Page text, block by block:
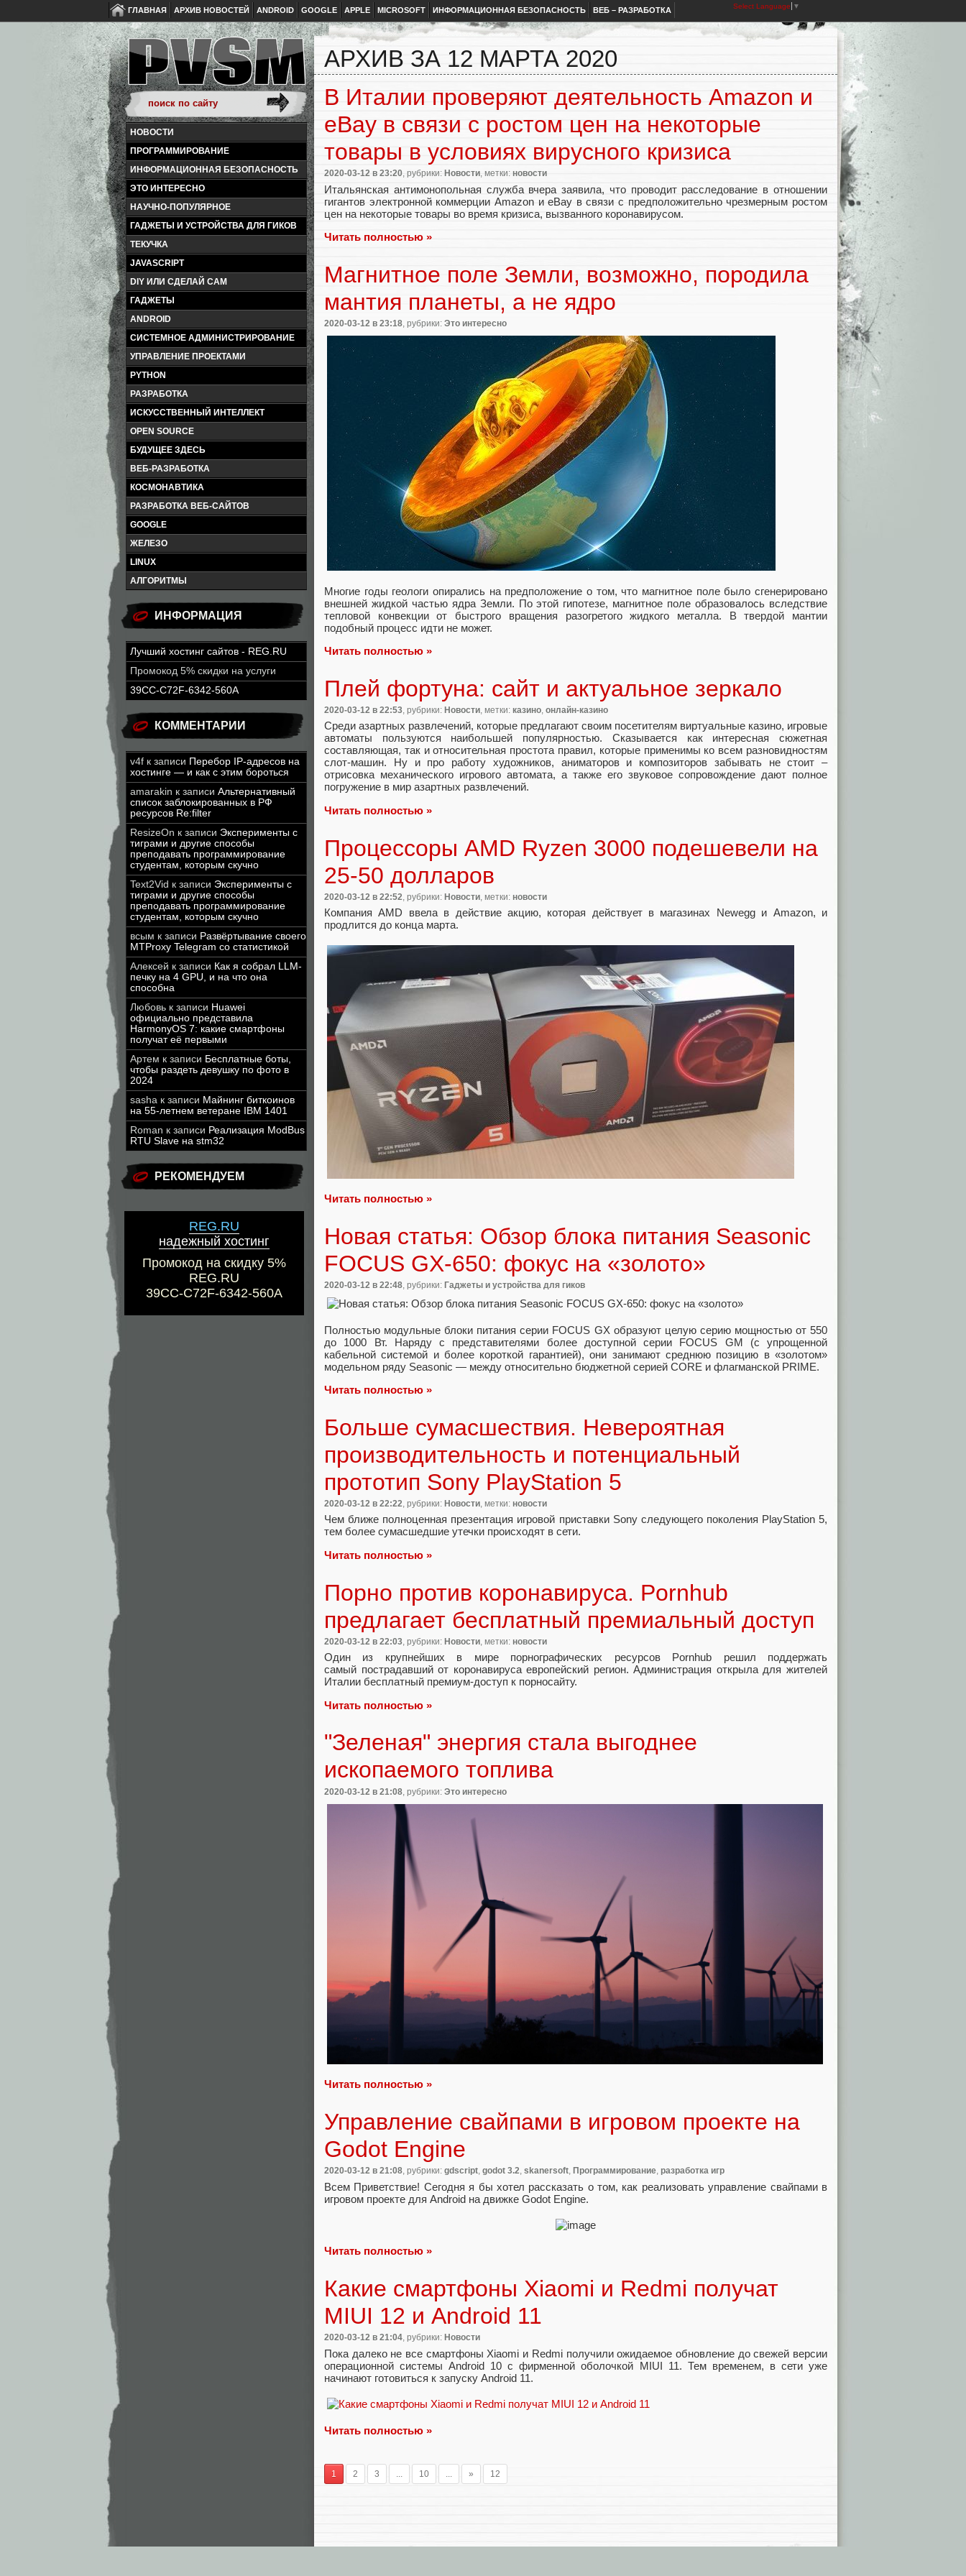
ГЛАВНАЯ АРХИВ НОВОСТЕЙ ANDROID GOOGLE APPLE MICROSOFT ИНФОРМАЦИОННАЯ БЕЗОПАСНОСТЬ ВЕБ – РАЗРАБОТКА Select Language ▼
НОВОСТИ
ПРОГРАММИРОВАНИЕ
ИНФОРМАЦИОННАЯ БЕЗОПАСНОСТЬ
ЭТО ИНТЕРЕСНО
НАУЧНО-ПОПУЛЯРНОЕ
ГАДЖЕТЫ И УСТРОЙСТВА ДЛЯ ГИКОВ
ТЕКУЧКА
JAVASCRIPT
DIY ИЛИ СДЕЛАЙ САМ
ГАДЖЕТЫ
ANDROID
СИСТЕМНОЕ АДМИНИСТРИРОВАНИЕ
УПРАВЛЕНИЕ ПРОЕКТАМИ
PYTHON
РАЗРАБОТКА
ИСКУССТВЕННЫЙ ИНТЕЛЛЕКТ
OPEN SOURCE
БУДУЩЕЕ ЗДЕСЬ
ВЕБ-РАЗРАБОТКА
КОСМОНАВТИКА
РАЗРАБОТКА ВЕБ-САЙТОВ
GOOGLE
ЖЕЛЕЗО
LINUX
АЛГОРИТМЫ
ИНФОРМАЦИЯ
Лучший хостинг сайтов - REG.RU
Промокод 5% скидки на услуги
39CC-C72F-6342-560A
КОММЕНТАРИИ
v4f к записи Перебор IP-адресов на
хостинге — и как с этим бороться
amarakin к записи Альтернативный
список заблокированных в РФ
ресурсов Re:filter
ResizeOn к записи Эксперименты с
тиграми и другие способы
преподавать программирование
студентам, которым скучно
Text2Vid к записи Эксперименты с
тиграми и другие способы
преподавать программирование
студентам, которым скучно
всым к записи Развёртывание своего
MTProxy Telegram со статистикой
Алексей к записи Как я собрал LLM-
печку на 4 GPU, и на что она
способна
Любовь к записи Huawei
официально представила
HarmonyOS 7: какие смартфоны
получат её первыми
Артем к записи Бесплатные боты,
чтобы раздеть девушку по фото в
2024
sasha к записи Майнинг биткоинов
на 55-летнем ветеране IBM 1401
Roman к записи Реализация ModBus
RTU Slave на stm32
РЕКОМЕНДУЕМ
REG.RU
надежный хостинг
Промокод на скидку 5%
REG.RU
39CC-C72F-6342-560A
АРХИВ ЗА 12 МАРТА 2020
В Италии проверяют деятельность Amazon и
eBay в связи с ростом цен на некоторые
товары в условиях вирусного кризиса
2020-03-12 в 23:20, рубрики: Новости, метки: новости
Итальянская антимонопольная служба вчера заявила, что проводит расследование в отношении
гигантов электронной коммерции Amazon и eBay в связи с предположительно чрезмерным ростом
цен на некоторые товары во время кризиса, вызванного коронавирусом.
Читать полностью »
Магнитное поле Земли, возможно, породила
мантия планеты, а не ядро
2020-03-12 в 23:18 , рубрики: Это интересно
Многие годы геологи опирались на предположение о том, что магнитное поле было сгенерировано
внешней жидкой частью ядра Земли. По этой гипотезе, магнитное поле образовалось вследствие
тепловой конвекции от быстрого вращения разогретого жидкого металла. В твердой мантии
подобный процесс идти не может.
Читать полностью »
Плей фортуна: сайт и актуальное зеркало
2020-03-12 в 22:53, рубрики: Новости, метки: казино, онлайн-казино
Среди азартных развлечений, которые предлагают своим посетителям виртуальные казино, игровые
автоматы пользуются наибольшей популярностью. Сказывается как интересная сюжетная
составляющая, так и относительная простота правил, которые применимы ко всем разновидностям
слот-машин. Ну и про работу художников, аниматоров и композиторов забывать не стоит –
отрисовка механического игрового автомата, а также его звуковое сопровождение дают полное
погружение в мир азартных развлечений.
Читать полностью »
Процессоры AMD Ryzen 3000 подешевели на
25-50 долларов
2020-03-12 в 22:52 , рубрики: Новости , метки: новости
Компания AMD ввела в действие акцию, которая действует в магазинах Newegg и Amazon, и
продлится до конца марта.
Читать полностью »
Новая статья: Обзор блока питания Seasonic
FOCUS GX-650: фокус на «золото»
2020-03-12 в 22:48 , рубрики: Гаджеты и устройства для гиков
Полностью модульные блоки питания серии FOCUS GX образуют целую серию мощностью от 550
до 1000 Вт. Наряду с представителями более доступной серии FOCUS GM (с упрощенной
кабельной системой и более короткой гарантией), они занимают среднюю позицию в «золотом»
модельном ряду Seasonic — между относительно бюджетной серией CORE и флагманской PRIME.
Читать полностью »
Больше сумасшествия. Невероятная
производительность и потенциальный
прототип Sony PlayStation 5
2020-03-12 в 22:22, рубрики: Новости, метки: новости
Чем ближе полноценная презентация игровой приставки Sony следующего поколения PlayStation 5,
тем более сумасшедшие утечки происходят в сети.
Читать полностью »
Порно против коронавируса. Pornhub
предлагает бесплатный премиальный доступ
2020-03-12 в 22:03 , рубрики: Новости , метки: новости
Один из крупнейших в мире порнографических ресурсов Pornhub решил поддержать
самый пострадавший от коронавируса европейский регион. Администрация открыла для жителей
Италии бесплатный премиум-доступ к порносайту.
Читать полностью »
"Зеленая" энергия стала выгоднее
ископаемого топлива
2020-03-12 в 21:08 , рубрики: Это интересно
Читать полностью »
Управление свайпами в игровом проекте на
Godot Engine
2020-03-12 в 21:08, рубрики: gdscript, godot 3.2, skanersoft, Программирование, разработка игр
Всем Приветствие! Сегодня я бы хотел рассказать о том, как реализовать управление свайпами в
игровом проекте для Android на движке Godot Engine.
Читать полностью »
Какие смартфоны Xiaomi и Redmi получат
MIUI 12 и Android 11
2020-03-12 в 21:04, рубрики: Новости
Пока далеко не все смартфоны Xiaomi и Redmi получили ожидаемое обновление до свежей версии
операционной системы Android 10 с фирменной оболочкой MIUI 11. Тем временем, в сети уже
начинают готовиться к запуску Android 11.
Читать полностью »
1 2 3 10 » 12